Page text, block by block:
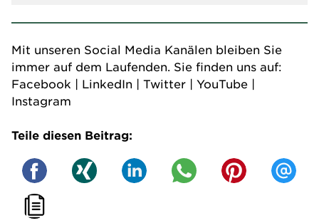
Mit unseren Social Media Kanälen bleiben Sie
immer auf dem Laufenden. Sie finden uns auf:
Facebook | LinkedIn | Twitter | YouTube |
Instagram
Teile diesen Beitrag: